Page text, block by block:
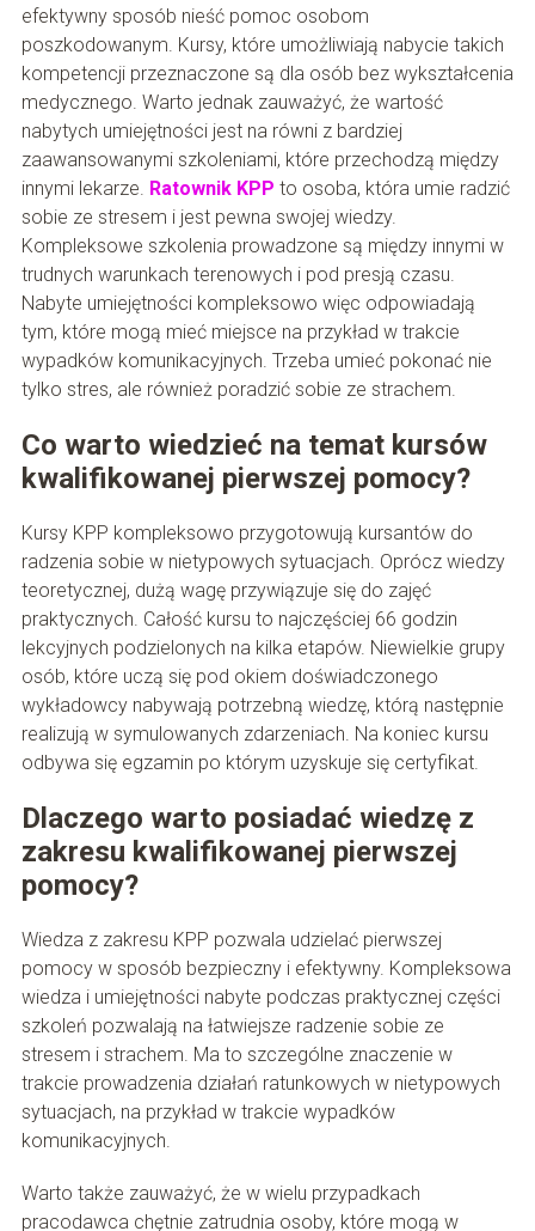
efektywny sposób nieść pomoc osobom
poszkodowanym. Kursy, które umożliwiają nabycie takich
kompetencji przeznaczone są dla osób bez wykształcenia
medycznego. Warto jednak zauważyć, że wartość
nabytych umiejętności jest na równi z bardziej
zaawansowanymi szkoleniami, które przechodzą między
innymi lekarze. Ratownik KPP to osoba, która umie radzić
sobie ze stresem i jest pewna swojej wiedzy.
Kompleksowe szkolenia prowadzone są między innymi w
trudnych warunkach terenowych i pod presją czasu.
Nabyte umiejętności kompleksowo więc odpowiadają
tym, które mogą mieć miejsce na przykład w trakcie
wypadków komunikacyjnych. Trzeba umieć pokonać nie
tylko stres, ale również poradzić sobie ze strachem.
Co warto wiedzieć na temat kursów
kwalifikowanej pierwszej pomocy?
Kursy KPP kompleksowo przygotowują kursantów do
radzenia sobie w nietypowych sytuacjach. Oprócz wiedzy
teoretycznej, dużą wagę przywiązuje się do zajęć
praktycznych. Całość kursu to najczęściej 66 godzin
lekcyjnych podzielonych na kilka etapów. Niewielkie grupy
osób, które uczą się pod okiem doświadczonego
wykładowcy nabywają potrzebną wiedzę, którą następnie
realizują w symulowanych zdarzeniach. Na koniec kursu
odbywa się egzamin po którym uzyskuje się certyfikat.
Dlaczego warto posiadać wiedzę z
zakresu kwalifikowanej pierwszej
pomocy?
Wiedza z zakresu KPP pozwala udzielać pierwszej
pomocy w sposób bezpieczny i efektywny. Kompleksowa
wiedza i umiejętności nabyte podczas praktycznej części
szkoleń pozwalają na łatwiejsze radzenie sobie ze
stresem i strachem. Ma to szczególne znaczenie w
trakcie prowadzenia działań ratunkowych w nietypowych
sytuacjach, na przykład w trakcie wypadków
komunikacyjnych.
Warto także zauważyć, że w wielu przypadkach
pracodawca chętnie zatrudnia osoby, które mogą w